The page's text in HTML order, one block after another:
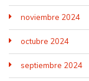
noviembre 2024
octubre 2024
septiembre 2024